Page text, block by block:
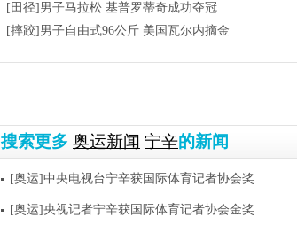
[田径]男子马拉松 基普罗蒂奇成功夺冠
[摔跤]男子自由式96公斤 美国瓦尔内摘金
搜索更多 奥运新闻 宁辛的新闻
[奥运]中央电视台宁辛获国际体育记者协会奖
[奥运]央视记者宁辛获国际体育记者协会金奖